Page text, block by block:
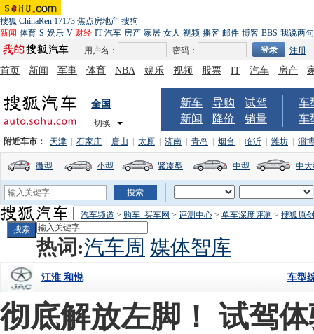
搜狐 ChinaRen 17173 焦点房地产 搜狗
新闻-体育-S-娱乐-V-财经-IT-汽车-房产-家居-女人-视频-播客-邮件-博客-BBS-我说两句
用户名：
密码： 注册
首页 - 新闻 - 军事 - 体育 - NBA - 娱乐 - 视频 - 股票 - IT - 汽车 - 房产 -
全国
切换
新车 导购
试驾
新闻
降价 销量
车
车
附近车市： 天津 石家庄 唐山 太原 济南 青岛 烟台 临沂 潍坊 淄博
微型 小型 紧凑型 中型 中
汽车频道 > 购车_买车网 > 评测中心 > 单车深度评测 > 搜狐原
热词:汽车周 媒体智库
车型
江淮 和悦
彻底解放左脚！ 试驾